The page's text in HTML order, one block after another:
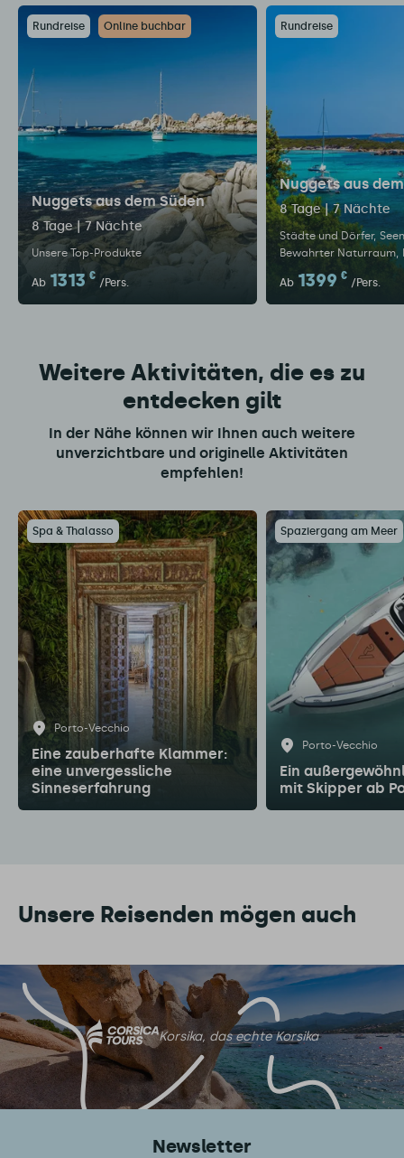
Rundreise Online buchbar
Nuggets aus dem Süden
8 Tage | 7 Nächte
Unsere Top-Produkte
Ab 1313 €
/Pers.
Rundreise
Nuggets aus
8 Tage | 7 Nächte
Städte und Dörfer
Bewahrter Naturraum
Ab 1399 €
/Pers.
Weitere Aktivitäten, die es zu
entdecken gilt
In der Nähe können wir Ihnen auch weitere
unverzichtbare und originelle Aktivitäten
empfehlen!
Spa & Thalasso
Porto-Vecchio
Eine zauberhafte Klammer:
eine unvergessliche
Sinneserfahrung
Spaziergang am Meer
Porto-Vecchio
Ein
mit Skipper ab
Unsere Reisenden mögen auch
Korsika, das echte Korsika
Newsletter